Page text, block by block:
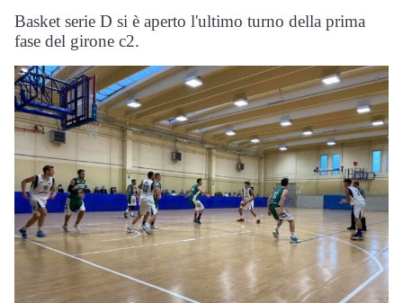
Basket serie D si è aperto l'ultimo turno della prima
fase del girone c2.